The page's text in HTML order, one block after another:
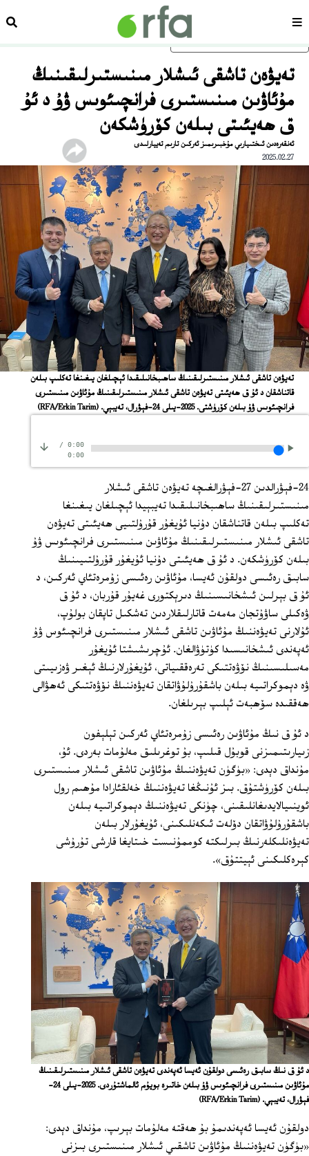
ئاساسلىق مەزمۇنغا ئاتلاڭسەھىپە
تەيۋەن تاشقى ئىشلار مىنىستىرلىقىنىڭ
مۇئاۋىن مىنىستىرى فرانچىئوىس ۋۇ د ئۇ
ق ھەيئىتى بىلەن كۆرۈشكەن
ئەنقەرەدىن ئىختىيارىي مۇخبىرىمىز ئەركىن تارىم تەييارلىدى
2025.02.27
تەيۋەن تاشقى ئىشلار مىنىستىرلىقىنىڭ ساھىبخانىلىقىدا ئېچىلغان يىغىنغا تەكلىپ بىلەن
قاتناشقان د ئۇ ق ھەيئىتى تەيۋەن تاشقى ئىشلار مىنىستىرلىقىنىڭ مۇئاۋىن مىنىستىرى
فرانچىئوىس ۋۇ بىلەن كۆرۈشتى. 2025-يىلى 24-فېۋرال، تەيبېي.
(RFA/Erkin Tarim)
0:00
/
0:00
24-فېۋرالدىن 27-فېۋرالغىچە تەيۋەن تاشقى ئىشلار
مىنىستىرلىقىنىڭ ساھىبخانىلىقىدا تەيبېيدا ئېچىلغان يىغىنغا
تەكلىپ بىلەن قاتناشقان دۇنيا ئۇيغۇر قۇرۇلتىيى ھەيئىتى تەيۋەن
تاشقى ئىشلار مىنىستىرلىقىنىڭ مۇئاۋىن مىنىستىرى فرانچىئوىس ۋۇ
بىلەن كۆرۈشكەن. د ئۇ ق ھەيئىتى دۇنيا ئۇيغۇر قۇرۇلتىيىنىڭ
سابىق رەئىسى دولقۇن ئەيسا، مۇئاۋىن رەئىسى زۇمرەتئاي ئەركىن، د
ئۇ ق بېرلىن ئىشخانىسىنىڭ دىرېكتورى غەيۇر قۇربان، د ئۇ ق
ۋەكىلى ساۋۇتجان مەمەت قاتارلىقلاردىن تەشكىل تاپقان بولۇپ،
ئۇلارنى تەيۋەننىڭ مۇئاۋىن تاشقى ئىشلار مىنىستىرى فرانچىئوس ۋۇ
ئەپەندى ئىشخانىسىدا كۈتۈۋالغان. ئۇچرىشىشتا ئۇيغۇر
مەسىلىسىنىڭ نۆۋەتتىكى تەرەققىياتى، ئۇيغۇرلارنىڭ ئېغىر ۋەزىيىتى
ۋە دېموكراتىيە بىلەن باشقۇرۇلۇۋاتقان تەيۋەننىڭ نۆۋەتتىكى ئەھۋالى
ھەققىدە سۆھبەت ئېلىپ بېرىلغان.
د ئۇ ق نىڭ مۇئاۋىن رەئىسى زۇمرەتئاي ئەركىن تېلېفون
زىيارىتىمىزنى قوبۇل قىلىپ، بۇ توغرىلىق مەلۇمات بەردى. ئۇ،
مۇنداق دېدى: «بۈگۈن تەيۋەننىڭ مۇئاۋىن تاشقى ئىشلار مىنىستىرى
بىلەن كۆرۈشتۇق. بىز ئۇنىڭغا تەيۋەننىڭ خەلقئارادا مۇھىم رول
ئوينىيالايدىغانلىقىنى، چۈنكى تەيۋەننىڭ دېموكراتىيە بىلەن
باشقۇرۇلۇۋاتقان دۆلەت ئىكەنلىكىنى، ئۇيغۇرلار بىلەن
تەيۋەنلىكلەرنىڭ بىرلىكتە كوممۇنىست خىتايغا قارشى تۇرۇشى
كېرەكلىكىنى ئېيتتۇق».
د ئۇ ق نىڭ سابىق رەئىسى دولقۇن ئەيسا ئەپەندى تەيۋەن تاشقى ئىشلار مىنىستىرلىقىنىڭ
مۇئاۋىن مىنىستىرى فرانچىئوىس ۋۇ بىلەن خاتىرە بويۇم ئالماشتۇردى. 2025-يىلى 24-
فېۋرال، تەيبېي. (RFA/Erkin Tarim)
دولقۇن ئەيسا ئەپەندىمۇ بۇ ھەقتە مەلۇمات بېرىپ، مۇنداق دېدى:
«بۈگۈن تەيۋەننىڭ مۇئاۋىن تاشقىي ئىشلار مىنىستىرى بىزنى